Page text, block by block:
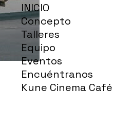
INICIO
Concepto
Talleres
Equipo
Eventos
Encuéntranos
Kune Cinema Café